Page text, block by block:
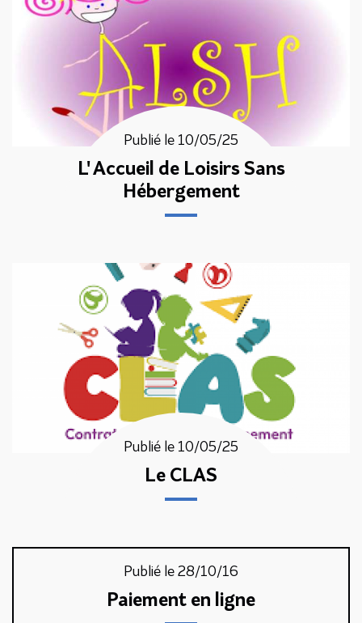
Publié le 10/05/25
L' Accueil de Loisirs Sans
Hébergement
Publié le 10/05/25
Le CLAS
Publié le 28/10/16
Paiement en ligne